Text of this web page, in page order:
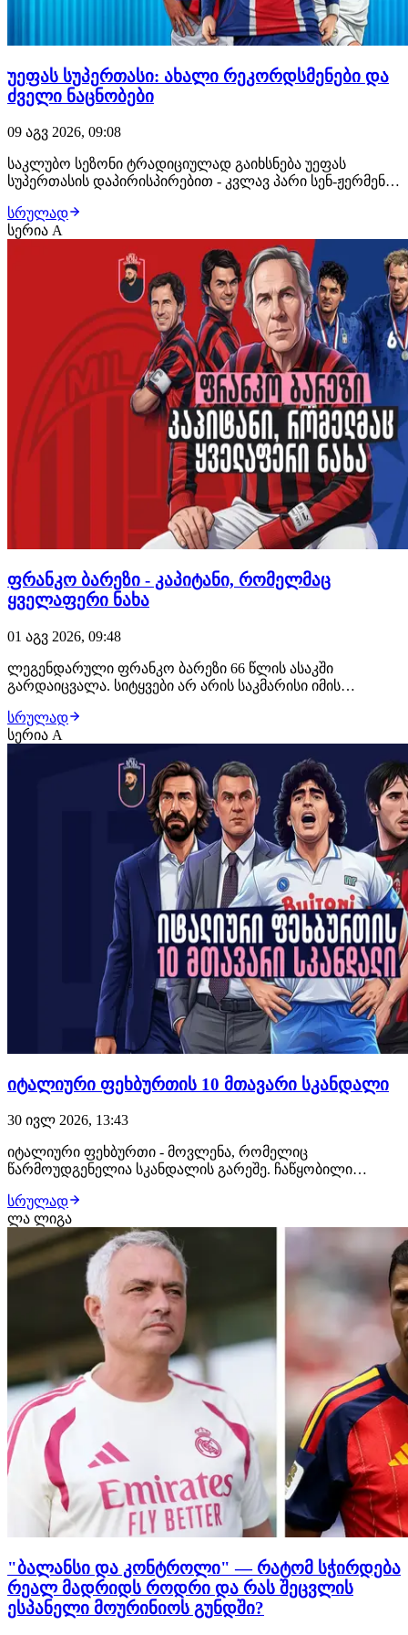
უეფას სუპერთასი: ახალი რეკორდსმენები და
ძველი ნაცნობები
09 აგვ 2026, 09:08
საკლუბო სეზონი ტრადიციულად გაიხსნება უეფას
სუპერთასის დაპირისპირებით - კვლავ პარი სენ-ჟერმენი,
მეორედ და მისი მოწინააღმდეგე, ევროპა ლიგის
ტრიუმფატორი ასტონ ვილა. აღნიშნულ შეხვედრას არც
ინტრიგა აკლია და არც ისტორიული კონტექსტი. პსჟ-ს
სრულად
სერია A
ფრანკო ბარეზი - კაპიტანი, რომელმაც
ყველაფერი ნახა
01 აგვ 2026, 09:48
ლეგენდარული ფრანკო ბარეზი 66 წლის ასაკში
გარდაიცვალა. სიტყვები არ არის საკმარისი იმის
იტალიელი უკანახაზელი. კაპიტანი, რომელმაც
საფეხბურთო მოედანზე გამოიარა და ნახა ყველაფერი,
რაც კი შეიძლებოდა. გთავაზობთ მოგზაურობას
"აძურისა" და მილანი…
სრულად
სერია A
იტალიური ფეხბურთის 10 მთავარი სკანდალი
30 ივლ 2026, 13:43
იტალიური ფეხბურთი - მოვლენა, რომელიც
წარმოუდგენელია სკანდალის გარეშე. ჩაწყობილი
ნივთიერებები სპორტსმენებს შორის და ბევრი სხვა. ეს
არის კალჩო...დიდებული და საშინელი. დღეს
ვისაუბრებთ იტალიური ფეხბურთის 10 მთავარ
სკანდალზე. ტოტონერო | და…
სრულად
ლა ლიგა
"ბალანსი და კონტროლი" — რატომ სჭირდება
რეალ მადრიდს როდრი და რას შეცვლის
ესპანელი მოურინიოს გუნდში?